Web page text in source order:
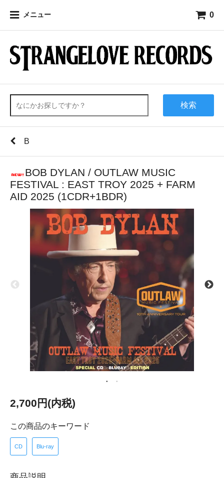
メニュー 0
検索
B
BOB DYLAN / OUTLAW MUSIC
FESTIVAL : EAST TROY 2025 + FARM
AID 2025 (1CDR+1BDR)
2,700円(内税)
この商品のキーワード
CD Blu-ray